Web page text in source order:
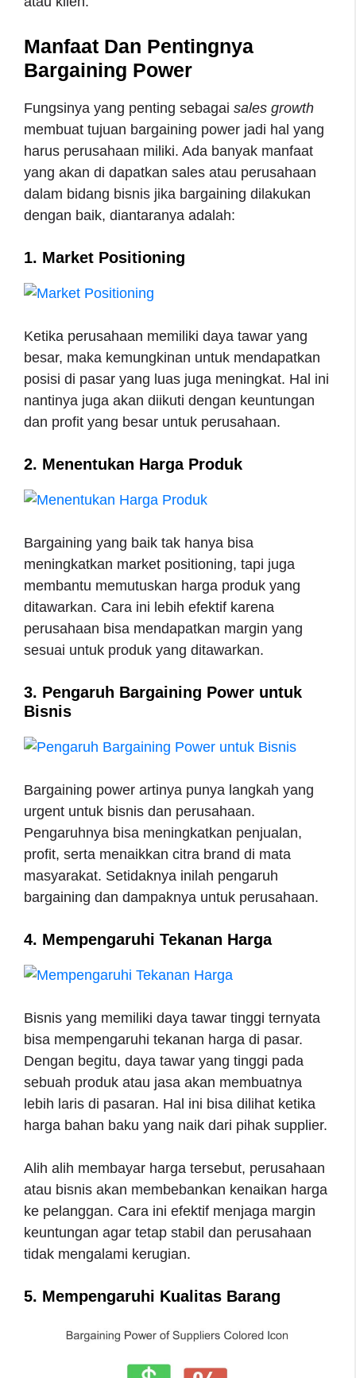
Manfaat Dan Pentingnya
Bargaining Power
Fungsinya yang penting sebagai sales growth
membuat tujuan bargaining power jadi hal yang
harus perusahaan miliki. Ada banyak manfaat
yang akan di dapatkan sales atau perusahaan
dalam bidang bisnis jika bargaining dilakukan
dengan baik, diantaranya adalah:
1. Market Positioning
Ketika perusahaan memiliki daya tawar yang
besar, maka kemungkinan untuk mendapatkan
posisi di pasar yang luas juga meningkat. Hal ini
nantinya juga akan diikuti dengan keuntungan
dan profit yang besar untuk perusahaan.
2. Menentukan Harga Produk
Bargaining yang baik tak hanya bisa
meningkatkan market positioning, tapi juga
membantu memutuskan harga produk yang
ditawarkan. Cara ini lebih efektif karena
perusahaan bisa mendapatkan margin yang
sesuai untuk produk yang ditawarkan.
3. Pengaruh Bargaining Power untuk
Bisnis
Bargaining power artinya punya langkah yang
urgent untuk bisnis dan perusahaan.
Pengaruhnya bisa meningkatkan penjualan,
profit, serta menaikkan citra brand di mata
masyarakat. Setidaknya inilah pengaruh
bargaining dan dampaknya untuk perusahaan.
4. Mempengaruhi Tekanan Harga
Bisnis yang memiliki daya tawar tinggi ternyata
bisa mempengaruhi tekanan harga di pasar.
Dengan begitu, daya tawar yang tinggi pada
sebuah produk atau jasa akan membuatnya
lebih laris di pasaran. Hal ini bisa dilihat ketika
harga bahan baku yang naik dari pihak supplier.
Alih alih membayar harga tersebut, perusahaan
atau bisnis akan membebankan kenaikan harga
ke pelanggan. Cara ini efektif menjaga margin
keuntungan agar tetap stabil dan perusahaan
tidak mengalami kerugian.
5. Mempengaruhi Kualitas Barang